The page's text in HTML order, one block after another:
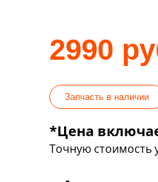
2990
Запчасть в наличии
*Цена
Точную стоимость